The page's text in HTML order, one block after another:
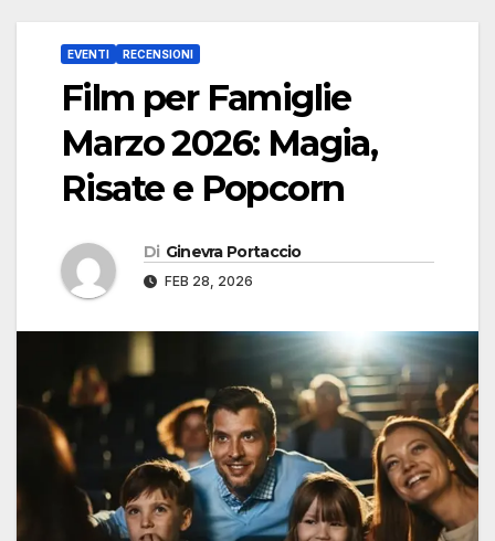
EVENTI RECENSIONI
Film per Famiglie
Marzo 2026: Magia,
Risate e Popcorn
Di Ginevra Portaccio
FEB 28, 2026